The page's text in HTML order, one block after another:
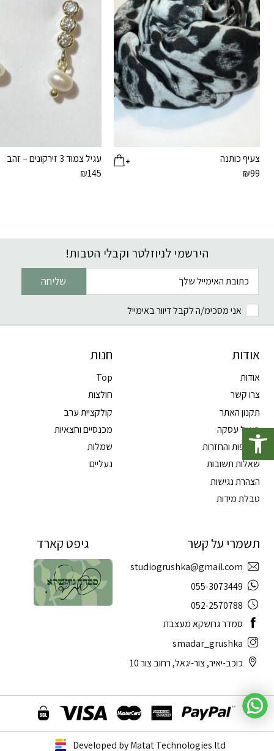
פתח סרגל נגישות
צעיף כותנה
₪99
עגיל צמוד 3 זירקונים – זהב
₪145
הירשמי לניוזלטר וקבלי הטבות!
שליחה
אני מסכימ/ה לקבל דיוור באימייל
אודות
אודות
צרו קשר
תקנון האתר
ביטול עסקה
החלפות והחזרות
שאלות תשובות
הצהרת נגישות
טבלת מידות
חנות
Top
חולצות
קולקציית ערב
מכנסיים וחצאיות
שמלות
נעליים
תשמרי על קשר
studiogrushka@gmail.com
055-3073449
052-2570788
סמדר גרושקא מעצבת
smadar_grushka
כוכב-יאיר, צור-יגאל, רחוב צור 10
גיפט קארד
Developed by Matat Technologies ltd